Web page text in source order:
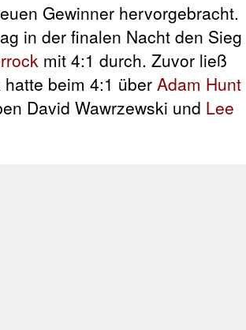
Gewinner hervorgebracht.
in der finalen Nacht den Sieg
mit 4:1 durch. Zuvor ließ
hatte beim 4:1 über Adam Hunt
David Wawrzewski und Lee